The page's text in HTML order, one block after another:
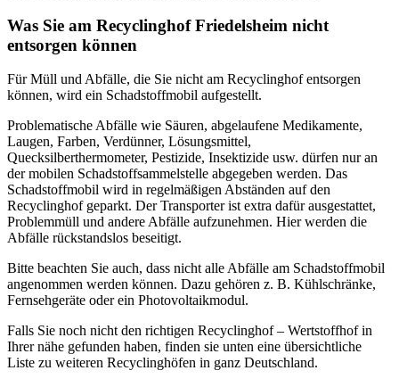
Was Sie am Recyclinghof Friedelsheim nicht
entsorgen können
Für Müll und Abfälle, die Sie nicht am Recyclinghof entsorgen
können, wird ein Schadstoffmobil aufgestellt.
Problematische Abfälle wie Säuren, abgelaufene Medikamente,
Laugen, Farben, Verdünner, Lösungsmittel,
Quecksilberthermometer, Pestizide, Insektizide usw. dürfen nur an
der mobilen Schadstoffsammelstelle abgegeben werden. Das
Schadstoffmobil wird in regelmäßigen Abständen auf den
Recyclinghof geparkt. Der Transporter ist extra dafür ausgestattet,
Problemmüll und andere Abfälle aufzunehmen. Hier werden die
Abfälle rückstandslos beseitigt.
Bitte beachten Sie auch, dass nicht alle Abfälle am Schadstoffmobil
angenommen werden können. Dazu gehören z. B. Kühlschränke,
Fernsehgeräte oder ein Photovoltaikmodul.
Falls Sie noch nicht den richtigen Recyclinghof – Wertstoffhof in
Ihrer nähe gefunden haben, finden sie unten eine übersichtliche
Liste zu weiteren Recyclinghöfen in ganz Deutschland.